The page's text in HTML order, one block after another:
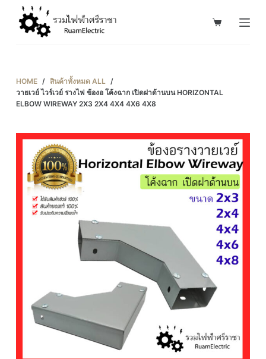
o
c
HOME / สินค้าทั้งหมด ALL /
วายเวย์ ไวร์เวย์ รางไฟ ข้องอ โค้งฉาก เปิดฝาด้านบน HORIZONTAL
ELBOW WIREWAY 2X3 2X4 4X4 4X6 4X8